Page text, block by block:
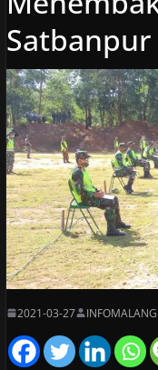
Satbanpur
2021-03-27